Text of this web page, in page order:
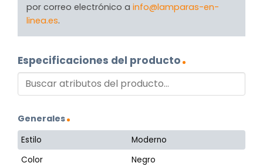
por correo electrónico a info@lamparas-en-
linea.es.
Especificaciones del producto
Generales
Estilo
Moderno
Color
Negro